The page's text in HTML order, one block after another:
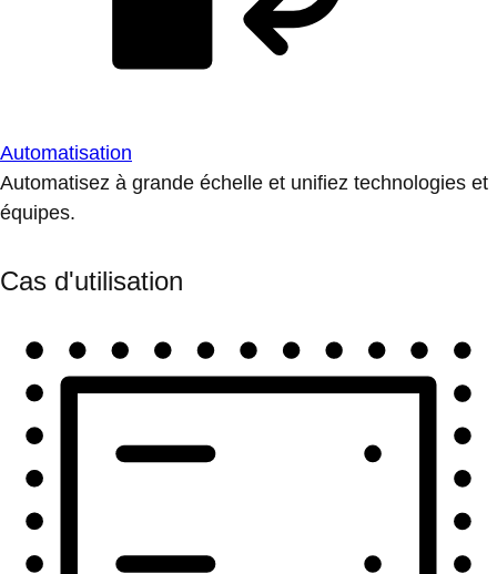
Automatisation
Automatisez à grande échelle et unifiez technologies et
équipes.
Cas d'utilisation